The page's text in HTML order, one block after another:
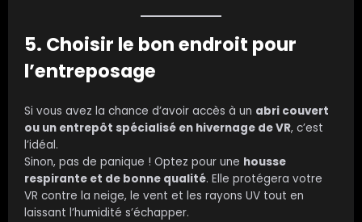
5. Choisir le bon endroit pour
l’entreposage
Si vous avez la chance d’avoir accès à un abri couvert
ou un entrepôt spécialisé en hivernage de VR, c’est
l’idéal.
Sinon, pas de panique ! Optez pour une housse
respirante et de bonne qualité. Elle protégera votre
VR contre la neige, le vent et les rayons UV tout en
laissant l’humidité s’échapper.